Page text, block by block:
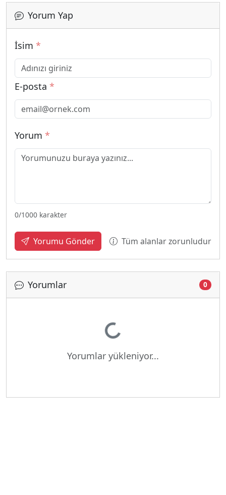
Yorum Yap
İsim *
E-posta *
Yorum *
0/1000 karakter
Yorumu Gönder Tüm alanlar zorunludur
Yorumlar 0
Yükleniyor...
Yorumlar yükleniyor...